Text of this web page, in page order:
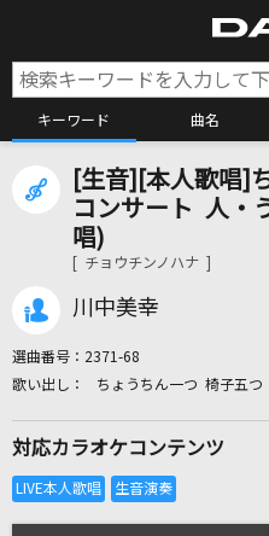
キーワード 曲名
カラ
カラオ
リアルタイムで歌
[生音][本人歌唱]
コンサート 人・
唱)
[ チョウチンノハナ ]
川中美幸
選曲番号： 2371-68
ちょうちん一つ 椅子五つ
対応カラオケコンテンツ